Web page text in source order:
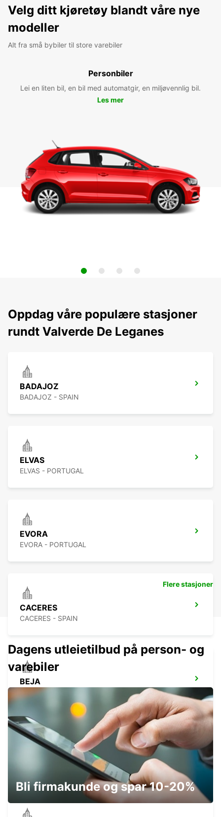
Velg ditt kjøretøy blandt våre nye
modeller
Alt fra små bybiler til store varebiler
Personbiler
Lei en liten bil, en bil med automatgir, en miljøvennlig bil.
Les mer
Oppdag våre populære stasjoner
rundt Valverde De Leganes
BADAJOZ
BADAJOZ - SPAIN
ELVAS
ELVAS - PORTUGAL
EVORA
EVORA - PORTUGAL
CACERES
CACERES - SPAIN
BEJA
BEJA - PORTUGAL
CASTELO BRANCO
CASTELO BRANCO - PORTUGAL
Flere stasjoner
Dagens utleietilbud på person- og
varebiler
Bli firmakunde og spar 10-20%